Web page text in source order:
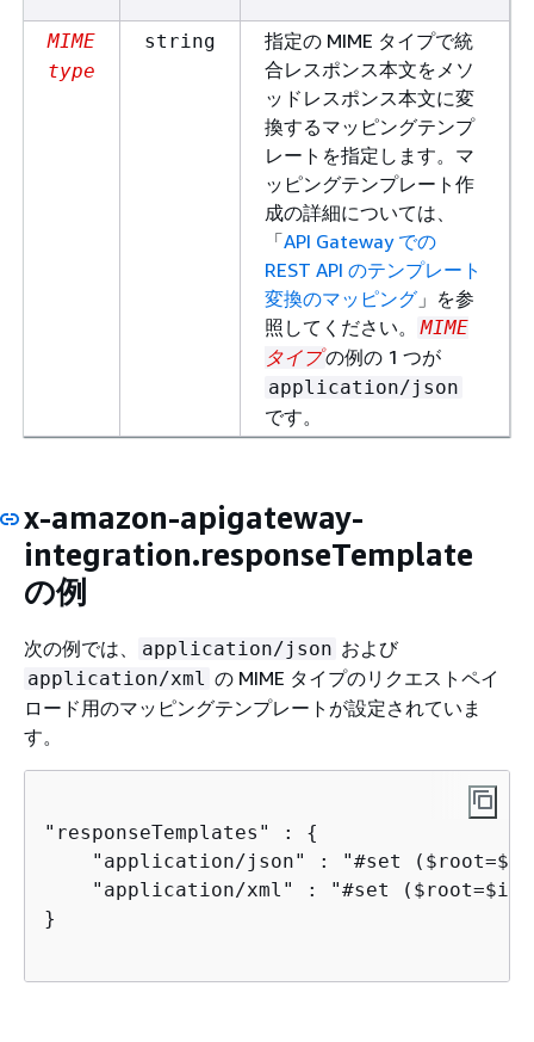
MIME
type
string
指定の MIME タイプで統
合レスポンス本文をメソ
ッドレスポンス本文に変
換するマッピングテンプ
レートを指定します。マ
ッピングテンプレート作
成の詳細については、
「API Gateway での
REST API のテンプレート
変換のマッピング 」を参
照してください。
MIME
タイプの例の 1 つが
application/json
です。
x-amazon-apigateway-
integration.responseTemplate
の例
次の例では、 application/json および
application/xml の MIME タイプのリクエストペイ
ロード用のマッピングテンプレートが設定されていま
す。
"responseTemplates" : {
"application/json" : "#set
"application/xml" : "#set
}